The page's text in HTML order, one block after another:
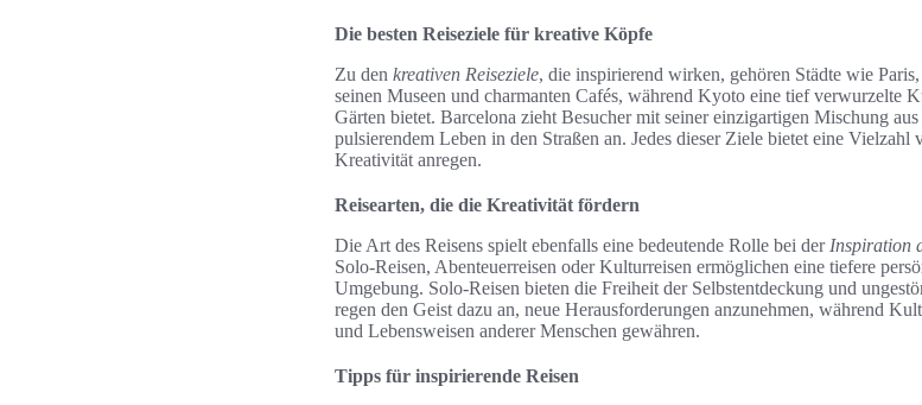
Die besten Reiseziele für kreative Köpfe
Zu den kreativen Reiseziele, die inspirierend wirken, gehören Städte wie
seinen Museen und charmanten Cafés, während Kyoto eine tief verwurzelte
Gärten bietet. Barcelona zieht Besucher mit seiner einzigartigen Mischung
pulsierendem Leben in den Straßen an. Jedes dieser Ziele bietet eine
Kreativität anregen.
Reisearten, die die Kreativität fördern
Die Art des Reisens spielt ebenfalls eine bedeutende Rolle bei der Inspiration
Solo-Reisen, Abenteuerreisen oder Kulturreisen ermöglichen eine tiefere
Umgebung. Solo-Reisen bieten die Freiheit der Selbstentdeckung und
regen den Geist dazu an, neue Herausforderungen anzunehmen, während
und Lebensweisen anderer Menschen gewähren.
Tipps für inspirierende Reisen